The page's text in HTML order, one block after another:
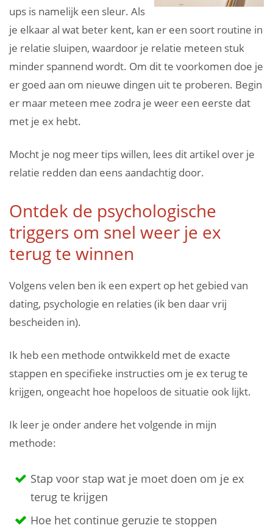
ups is namelijk een sleur. Als
je elkaar al wat beter kent, kan er een soort routine in
je relatie sluipen, waardoor je relatie meteen stuk
minder spannend wordt. Om dit te voorkomen doe je
er goed aan om nieuwe dingen uit te proberen. Begin
er maar meteen mee zodra je weer een eerste dat
met je ex hebt.
Mocht je nog meer tips willen, lees dit artikel over je
relatie redden dan eens aandachtig door.
Ontdek de psychologische
triggers om snel weer je ex
terug te winnen
Volgens velen ben ik een expert op het gebied van
dating, psychologie en relaties (ik ben daar vrij
bescheiden in).
Ik heb een methode ontwikkeld met de exacte
stappen en specifieke instructies om je ex terug te
krijgen, ongeacht hoe hopeloos de situatie ook lijkt.
Ik leer je onder andere het volgende in mijn
methode:
Stap voor stap wat je moet doen om je ex
terug te krijgen
Hoe het continue geruzie te stoppen